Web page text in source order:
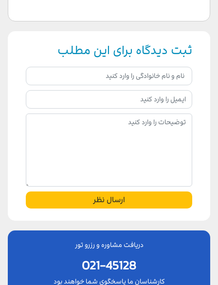
ثبت دیدگاه برای این مطلب
ارسال نظر
دریافت مشاوره و رزرو تور
021-45128
کارشناسان ما پاسخگوی شما خواهند بود